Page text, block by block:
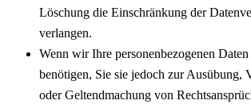
Löschung die Einschränkung der
verlangen.
Wenn wir Ihre personenbezogenen
benötigen, Sie sie jedoch zur Ausübung,
oder Geltendmachung von